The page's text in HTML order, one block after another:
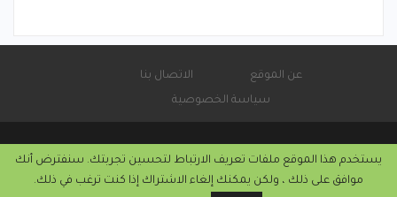
عن الموقع
الاتصال بنا
سياسة الخصوصية
يستخدم هذا الموقع ملفات تعريف الارتباط لتحسين تجربتك. سنفترض أنك
موافق على ذلك ، ولكن يمكنك إلغاء الاشتراك إذا كنت ترغب في ذلك.